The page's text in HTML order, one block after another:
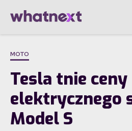
MOTO
Tesla tnie ceny
elektrycznego
Model S